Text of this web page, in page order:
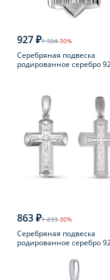
927 ₽1 324-30%
Серебряная подвеска
родированное серебро
863 ₽1 233-30%
Серебряная подвеска
родированное серебро